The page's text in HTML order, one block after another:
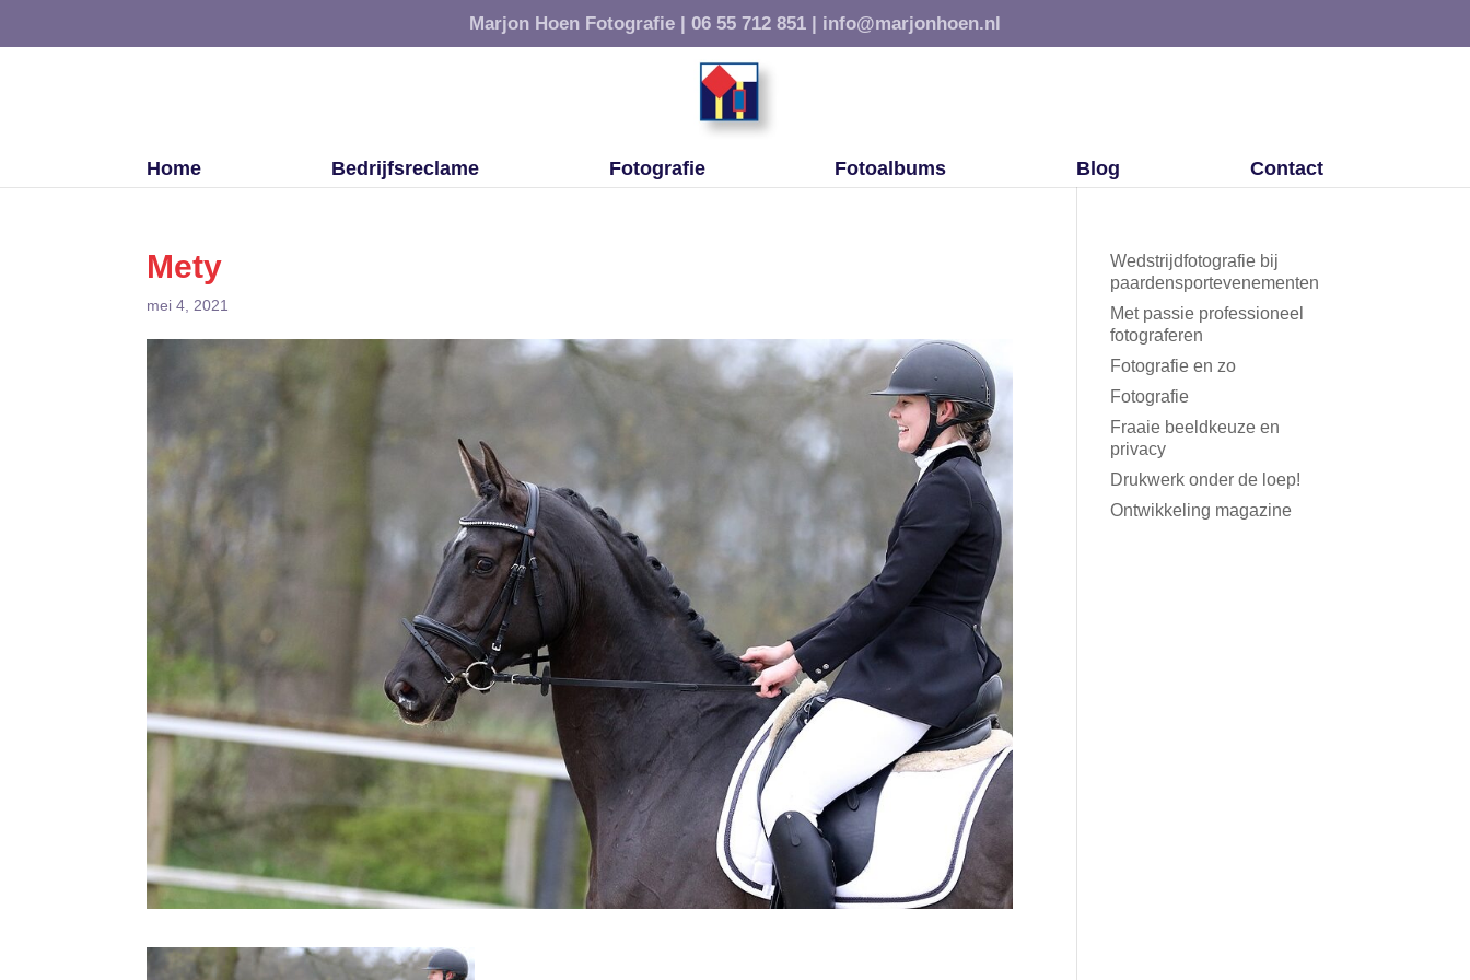
Marjon Hoen Fotografie | 06 55 712 851 | info@marjonhoen.nl
Home Bedrijfsreclame Fotografie Fotoalbums Blog Contact
Mety
mei 4, 2021
Wedstrijdfotografie bij
paardensportevenementen
Met passie professioneel
fotograferen
Fotografie en zo
Fotografie
Fraaie beeldkeuze en
privacy
Drukwerk onder de loep!
Ontwikkeling magazine